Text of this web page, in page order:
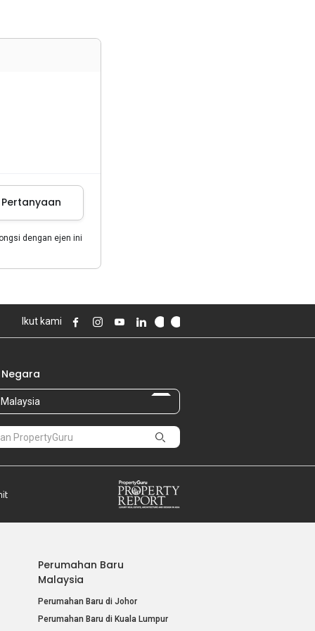
Pertanyaan
dengan ejen ini
Ikut kami
Malaysia
Perumahan Baru
Malaysia
Perumahan Baru di Johor
Perumahan Baru di Kuala Lumpur